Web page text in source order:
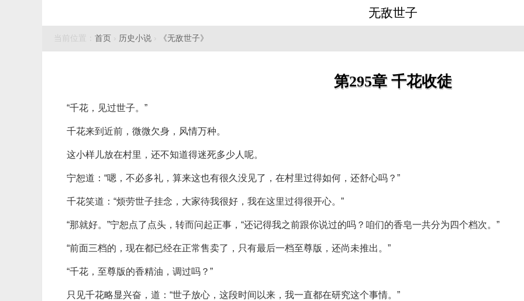
无敌世子
当前位置： 首页 › 历史小说 › 《无敌世子》
第295章 千花收徒
“千花，见过世子。”
千花来到近前，微微欠身，风情万种。
这小样儿放在村里，还不知道得迷死多少人呢。
宁恕道：“嗯，不必多礼，算来这也有很久没见了，在村里过得如何，还舒心吗？”
千花笑道：“烦劳世子挂念，大家待我很好，我在这里过得很开心。”
“那就好。”宁恕点了点头，转而问起正事，“还记得我之前跟你说过的吗？咱们的香皂一共分为四个档次。”
“前面三档的，现在都已经在正常售卖了，只有最后一档至尊版，还尚未推出。”
“千花，至尊版的香精油，调过吗？”
只见千花略显兴奋，道：“世子放心，这段时间以来，我一直都在研究这个事情。”